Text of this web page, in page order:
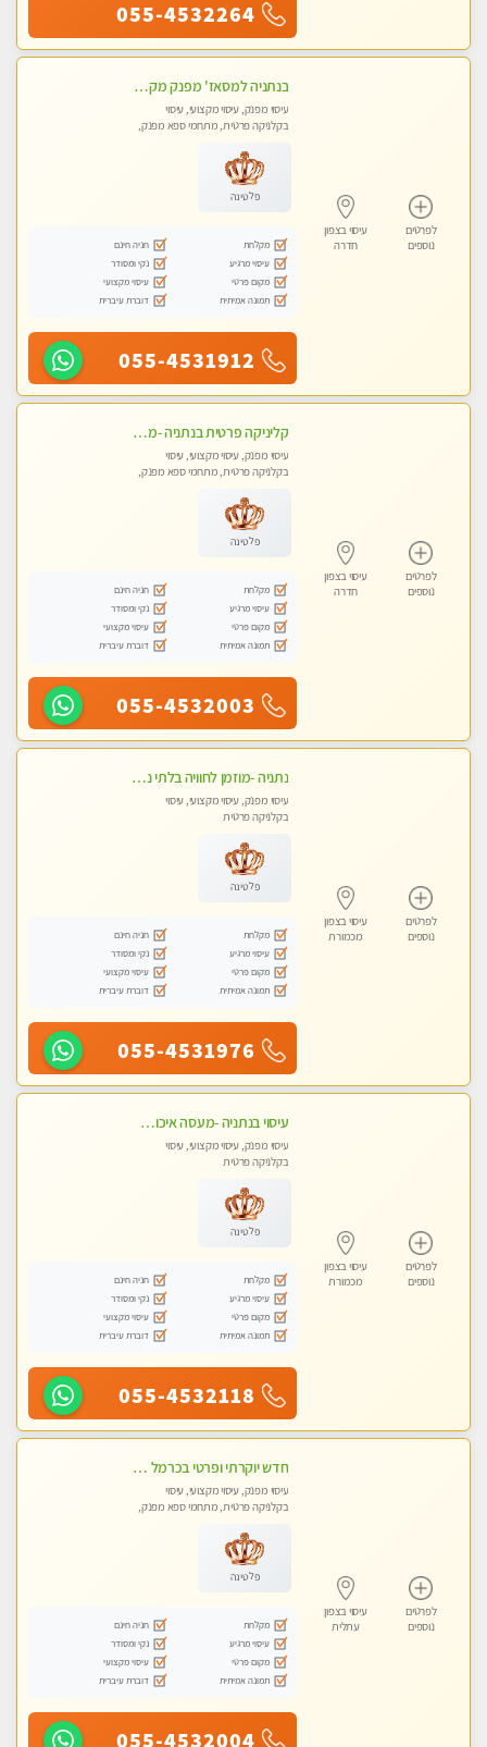
055-4532264
לפרטים
נוספים
עיסוי בצפון
חדרה
בנתניה למסאז' מפנק מקצועי מרגיע ומשחרר את כל הגוף - ללא מין!
עיסוי מפנק, עיסוי מקצועי, עיסוי
בקלניקה פרטית, מתחמי ספא מפנק,
פלטינה
מקלחת
חניה חינם
עיסוי מרגיע
נקי ומסודר
מקום פרטי
עיסוי מקצועי
תמונה אמיתית
דוברת עיברית
055-4531912
לפרטים
נוספים
עיסוי בצפון
חדרה
קליניקה פרטית בנתניה -מעסה איכותית לעיסוי מקצועי ומפנק לכל שרירי הגוף...
עיסוי מפנק, עיסוי מקצועי, עיסוי
בקלניקה פרטית, מתחמי ספא מפנק,
פלטינה
מקלחת
חניה חינם
עיסוי מרגיע
נקי ומסודר
מקום פרטי
עיסוי מקצועי
תמונה אמיתית
דוברת עיברית
055-4532003
לפרטים
נוספים
עיסוי בצפון
מכמורת
נתניה -מוזמן לחוויה בלתי נשכחת!!!עיסוי מפנק ומקצועי ביותר בקליניקה פרטית
עיסוי מפנק, עיסוי מקצועי, עיסוי
בקלניקה פרטית
פלטינה
מקלחת
חניה חינם
עיסוי מרגיע
נקי ומסודר
מקום פרטי
עיסוי מקצועי
תמונה אמיתית
דוברת עיברית
055-4531976
לפרטים
נוספים
עיסוי בצפון
מכמורת
עיסוי בנתניה -מעסה איכותית מקצועית ומפנקת בנתניה
עיסוי מפנק, עיסוי מקצועי, עיסוי
בקלניקה פרטית
פלטינה
מקלחת
חניה חינם
עיסוי מרגיע
נקי ומסודר
מקום פרטי
עיסוי מקצועי
תמונה אמיתית
דוברת עיברית
055-4532118
לפרטים
נוספים
עיסוי בצפון
עתלית
חדש יוקרתי ופרטי בכרמל – חיפה! פנקו את עצמכם ברוגע פינוק וחוויה בלתי נשכחת ללא מין !!
עיסוי מפנק, עיסוי מקצועי, עיסוי
בקלניקה פרטית, מתחמי ספא מפנק,
פלטינה
מקלחת
חניה חינם
עיסוי מרגיע
נקי ומסודר
מקום פרטי
עיסוי מקצועי
תמונה אמיתית
דוברת עיברית
055-4532004